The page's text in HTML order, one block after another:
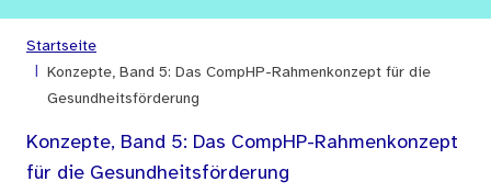
Startseite
Konzepte, Band 5: Das CompHP-Rahmenkonzept für die
Gesundheitsförderung
Konzepte, Band 5: Das CompHP-Rahmenkonzept
für die Gesundheitsförderung